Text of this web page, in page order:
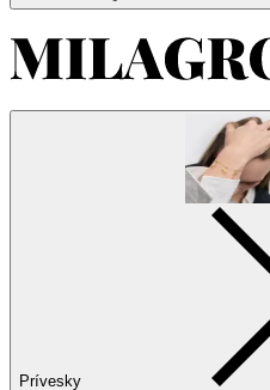
Prívesky